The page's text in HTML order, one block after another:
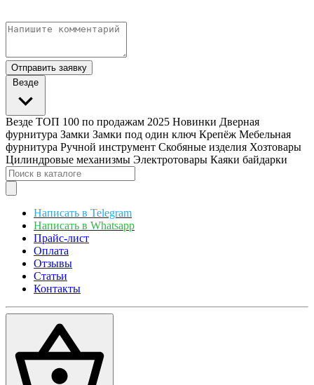
Отправить заявку
Везде
Везде ТОП 100 по продажам 2025 Новинки Дверная
фурнитура Замки Замки под один ключ Крепёж Мебельная
фурнитура Ручной инструмент Скобяные изделия Хозтовары
Цилиндровые механизмы Электротовары Каяки байдарки
Написать в Telegram
Написать в Whatsapp
Прайс-лист
Оплата
Отзывы
Статьи
Контакты